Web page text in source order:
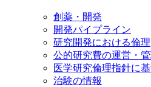
創薬・開発
開発パイプライン
研究開発における倫理
公的研究費の運営・管
医学研究倫理指針に
治験の情報